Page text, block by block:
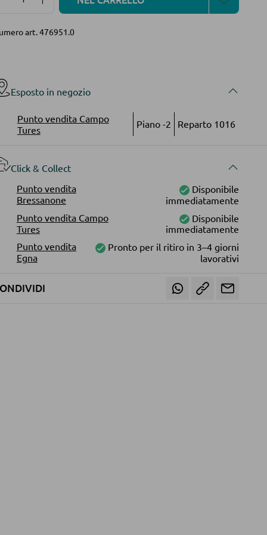
art.476951.0
Esposto in negozio
Punto vendita Campo
Tures
Piano -2 Reparto 1016
Click & Collect
Punto vendita
Bressanone
Disponibile
immediatamente
Punto vendita Campo
Tures
Disponibile
immediatamente
Punto vendita
Egna
Pronto per il ritiro in 3–4 giorni
lavorativi